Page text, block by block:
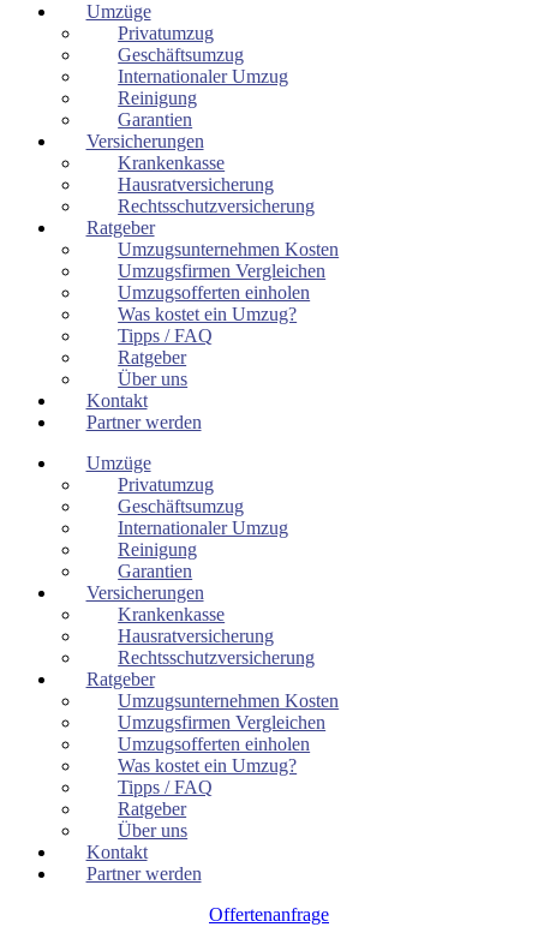
Umzüge
Privatumzug
Geschäftsumzug
Internationaler Umzug
Reinigung
Garantien
Versicherungen
Krankenkasse
Hausratversicherung
Rechtsschutzversicherung
Ratgeber
Umzugsunternehmen Kosten
Umzugsfirmen Vergleichen
Umzugsofferten einholen
Was kostet ein Umzug?
Tipps / FAQ
Ratgeber
Über uns
Kontakt
Partner werden
Umzüge
Privatumzug
Geschäftsumzug
Internationaler Umzug
Reinigung
Garantien
Versicherungen
Krankenkasse
Hausratversicherung
Rechtsschutzversicherung
Ratgeber
Umzugsunternehmen Kosten
Umzugsfirmen Vergleichen
Umzugsofferten einholen
Was kostet ein Umzug?
Tipps / FAQ
Ratgeber
Über uns
Kontakt
Partner werden
Offertenanfrage